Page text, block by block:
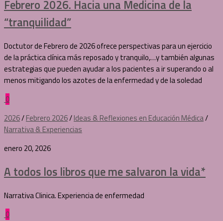
Febrero 2026. Hacia una Medicina de la
“tranquilidad”
Doctutor de Febrero de 2026 ofrece perspectivas para un ejercicio
de la práctica clínica más reposado y tranquilo,…y también algunas
estrategias que pueden ayudar a los pacientes a ir superando o al
menos mitigando los azotes de la enfermedad y de la soledad
0
2026/Febrero 2026/Ideas & Reflexiones en Educación Médica/
Narrativa & Experiencias
enero 20, 2026
A todos los libros que me salvaron la vida*
Narrativa Clinica. Experiencia de enfermedad
0